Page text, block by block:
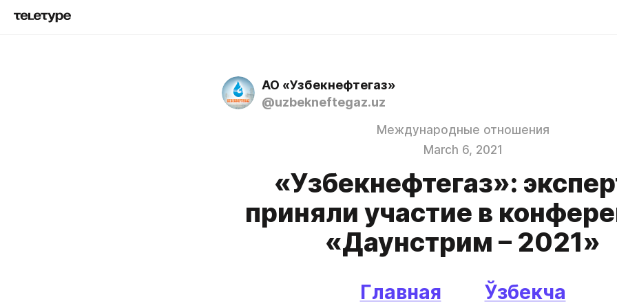
АО «Узбекнефтегаз»
@uzbekneftegaz.uz
Международные отношения
March 6, 2021
«Узбекнефтегаз»:
приняли участие в
«Даунстрим – 2021»
Главная Ўзбекча